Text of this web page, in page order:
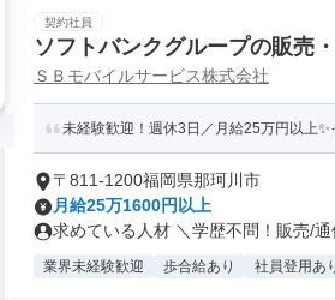
契約社員
ソフトバンクグループの販売
ＳＢモバイルサービス株式会社
未経験歓迎！週休3日／月給25万円以上✨
〒811-1200福岡県那珂川市
月給25万1600円以上
求めている人材 ＼学歴不問！販売/
業界未経験歓迎 歩合給あり 社員登用あ